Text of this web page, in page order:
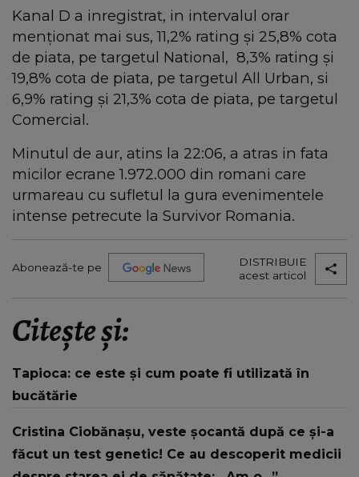
Kanal D a inregistrat, in intervalul orar
menționat mai sus, 11,2% rating și 25,8% cota
de piata, pe targetul National, 8,3% rating și
19,8% cota de piata, pe targetul All Urban, si
6,9% rating și 21,3% cota de piata, pe targetul
Comercial.
Minutul de aur, atins la 22:06, a atras in fata
micilor ecrane 1.972.000 din romani care
urmareau cu sufletul la gura evenimentele
intense petrecute la Survivor Romania.
Abonează-te pe
DISTRIBUIE
acest articol
Citește și:
Tapioca: ce este și cum poate fi utilizată în
bucătărie
Cristina Ciobănașu, veste șocantă după ce și-a
făcut un test genetic! Ce au descoperit medicii